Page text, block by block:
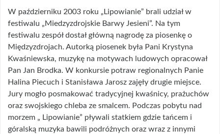
W październiku 2003 roku „Lipowianie” brali udział w
festiwalu „Miedzyzdrojskie Barwy Jesieni”. Na tym
festiwalu zespół dostał główną nagrodę za piosenkę o
Międzyzdrojach. Autorką piosenek była Pani Krystyna
Kwaśniewska, muzykę na motywach ludowych opracował
Pan Jan Brodka. W konkursie potraw regionalnych Panie
Halina Piecuch i Stanisława Jarosz zajęły drugie miejsce.
Jury mogło posmakować tradycyjnej kwaśnicy, prażuchów
oraz swojskiego chleba ze smalcem. Podczas pobytu nad
morzem „ Lipowianie” pływali statkiem gdzie tańcem i
góralską muzyka bawili podróżnych oraz wraz z innymi